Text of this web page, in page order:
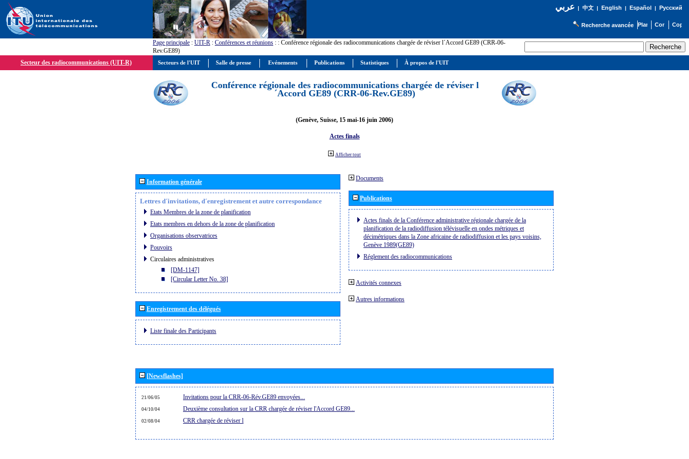
عربي| 中文| English | Español | Русский
Recherche avancée
Page principale : UIT-R : Conférences et réunions : : Conférence régionale des radiocommunications chargée de réviser l´Accord GE89 (CRR-06-
Rev.GE89)
Secteur des radiocommunications (UIT-R)
Conférence régionale des radiocommunications chargée de réviser l
´Accord GE89 (CRR-06-Rev.GE89)
(Genève, Suisse, 15 mai-16 juin 2006)
Actes finals
Afficher tout
Information générale
Lettres d´invitations, d´enregistrement et autre correspondance
Etats Membres de la zone de planification
Etats membres en dehors de la zone de planification
Organisations observatrices
Pouvoirs
Circulaires administratives
[DM-1147]
[Circular Letter No. 38]
Enregistrement des délégués
Liste finale des Participants
Documents
Publications
Actes finals de la Conférence administrative régionale chargée de la
planification de la radiodiffusion télévisuelle en ondes métriques et
décimétriques dans la Zone africaine de radiodiffusion et les pays voisins,
Genève 1989(GE89)
Réglement des radiocommunications
Activités connexes
Autres informations
[Newsflashes]
21/06/05 Invitations pour la CRR-06-Rév.GE89 envoyées...
04/10/04 Deuxième consultation sur la CRR chargée de réviser l'Accord GE89...
02/08/04 CRR chargée de réviser l
Secteurs de l'UIT Salle de presse Evénements Publications Statistiques À propos de l'UIT